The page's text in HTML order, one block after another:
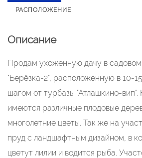
РАСПОЛОЖЕНИЕ
Описание
Продам ухоженную дачу в
"Берёзка-2", расположенную в 10-
шагом от турбазы "Атлашкино-вип".
имеются различные плодовые
многолетние цветы. Так же на
пруд с ландшафтным дизайном, в
цветут лилии и водится рыба.